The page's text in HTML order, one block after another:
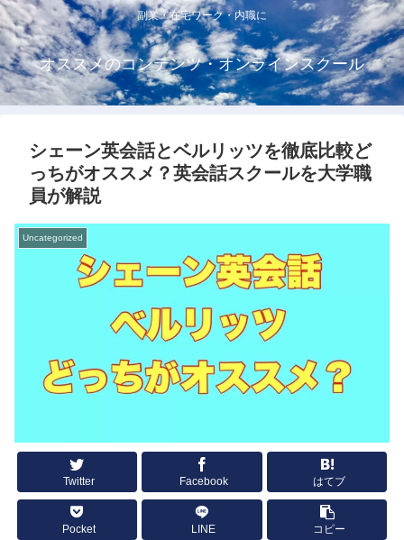
副業・在宅ワーク・内職に
オススメのコンテンツ・オンラインスクール
シェーン英会話とベルリッツを徹底比較ど
っちがオススメ？英会話スクールを大学職
員が解説
Uncategorized
Twitter Facebook はてブ
Pocket LINE コピー